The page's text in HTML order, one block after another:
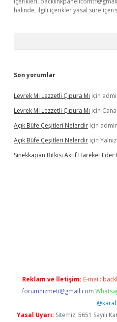
halinde, ilgili içerikler yasal süre
Son yorumlar
Levrek Mi Lezzetli Çipura Mı için
Levrek Mi Lezzetli Çipura Mı için
Açık Büfe Çeşitleri Nelerdir için admin
Açık Büfe Çeşitleri Nelerdir için Yalnız
Sinekkapan Bitkisi Aktif Hareket Eder
Reklam ve İletişim: E-mail:
forumhizmeti@gmail.com
Yasal Uyarı: Sitemiz, 5651 Sayılı